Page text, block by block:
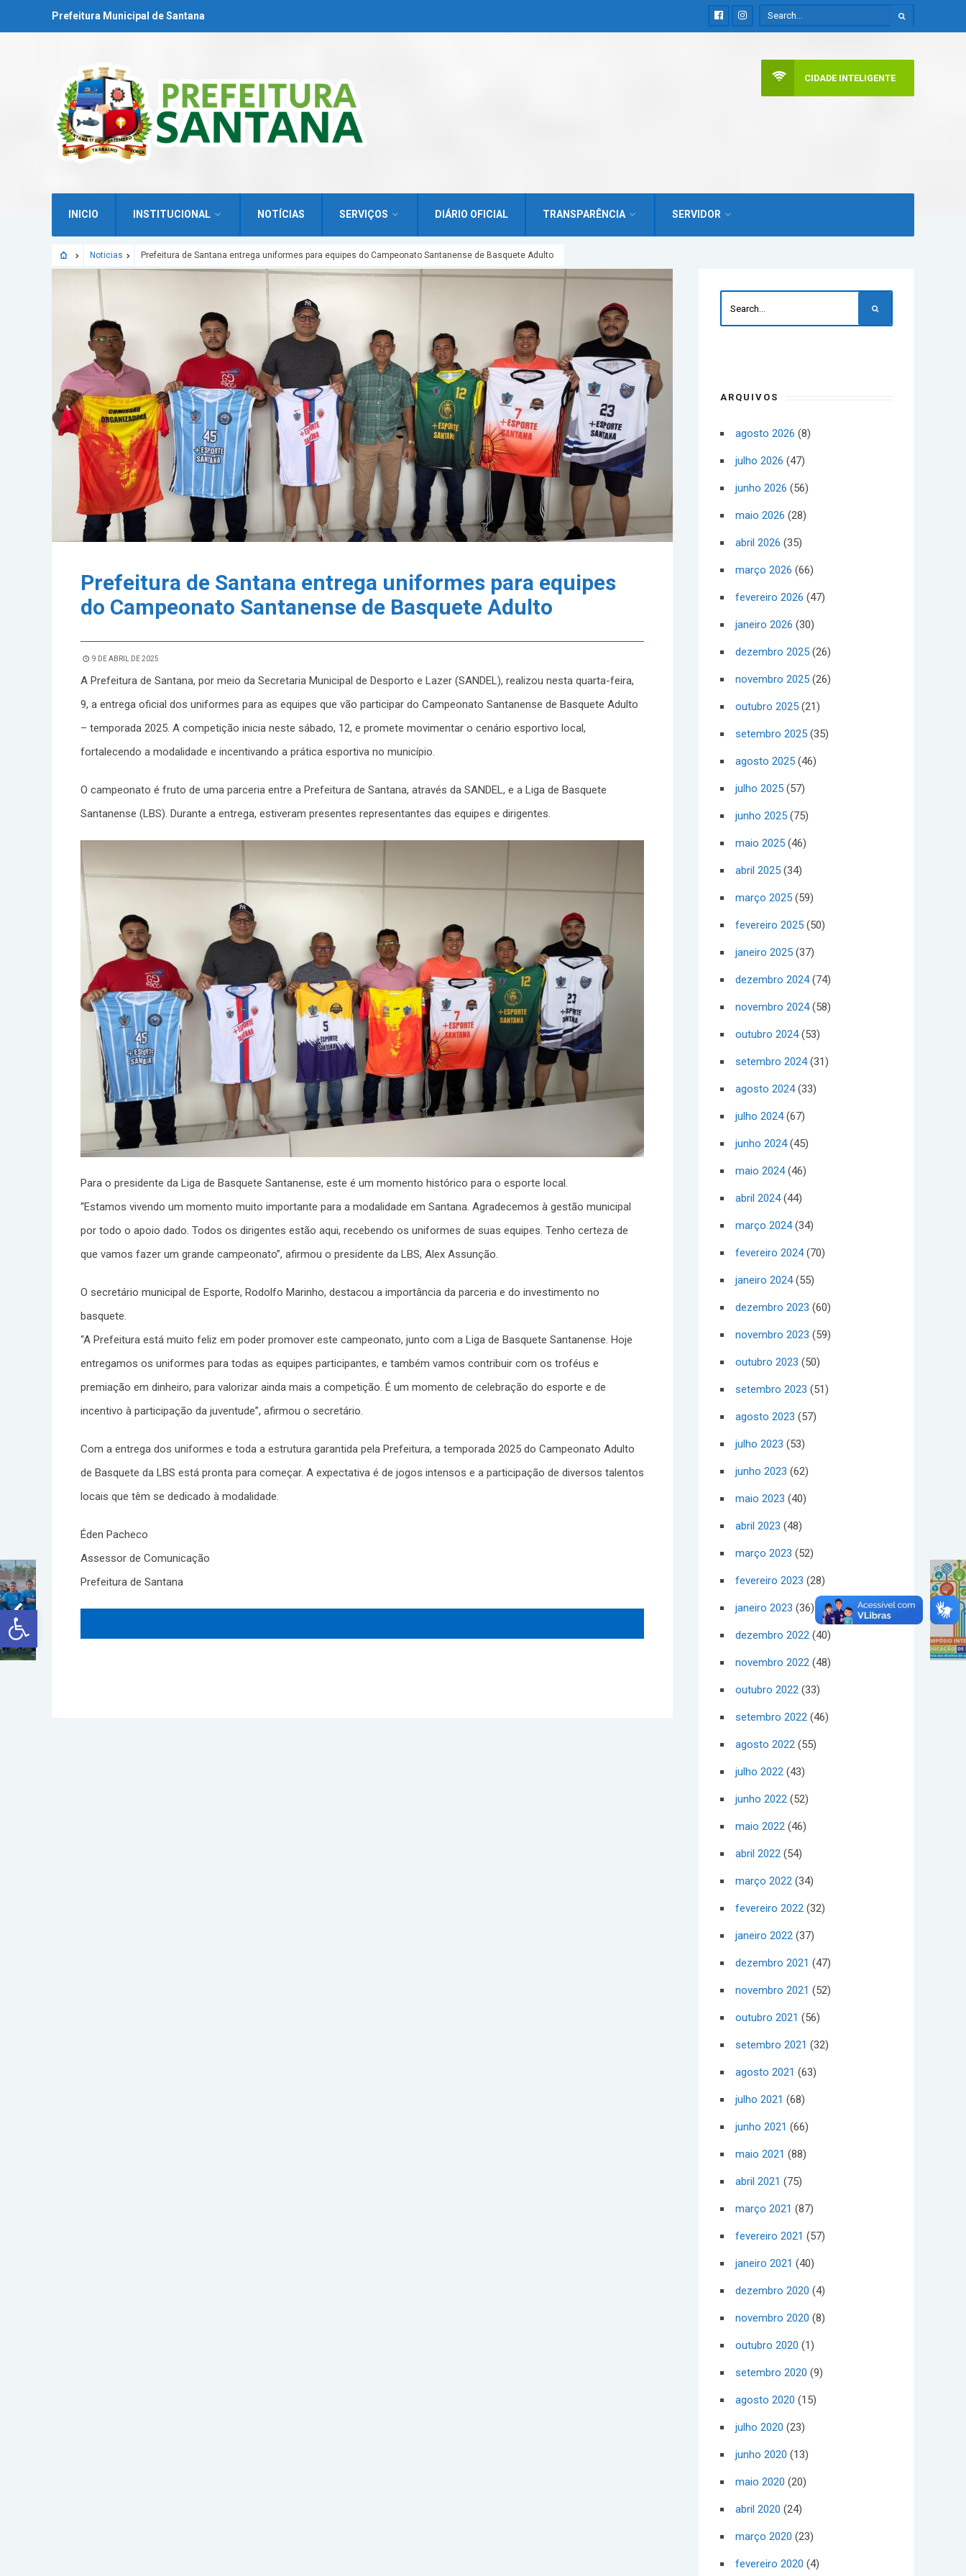
Abrir a barra de ferramentas
Prefeitura Municipal de Santana
INICIO INSTITUCIONAL NOTÍCIAS SERVIÇOS DIÁRIO OFICIAL TRANSPARÊNCIA SERVIDOR
CIDADE INTELIGENTE
Noticias Prefeitura de Santana entrega uniformes para equipes do Campeonato Santanense de Basquete Adulto
Prefeitura de Santana entrega uniformes para equipes
do Campeonato Santanense de Basquete Adulto
9 DE ABRIL DE 2025
A Prefeitura de Santana, por meio da Secretaria Municipal de Desporto e Lazer (SANDEL), realizou nesta quarta-feira,
9, a entrega oficial dos uniformes para as equipes que vão participar do Campeonato Santanense de Basquete Adulto
– temporada 2025. A competição inicia neste sábado, 12, e promete movimentar o cenário esportivo local,
fortalecendo a modalidade e incentivando a prática esportiva no município.
O campeonato é fruto de uma parceria entre a Prefeitura de Santana, através da SANDEL, e a Liga de Basquete
Santanense (LBS). Durante a entrega, estiveram presentes representantes das equipes e dirigentes.
Para o presidente da Liga de Basquete Santanense, este é um momento histórico para o esporte local.
“Estamos vivendo um momento muito importante para a modalidade em Santana. Agradecemos à gestão municipal
por todo o apoio dado. Todos os dirigentes estão aqui, recebendo os uniformes de suas equipes. Tenho certeza de
que vamos fazer um grande campeonato”, afirmou o presidente da LBS, Alex Assunção.
O secretário municipal de Esporte, Rodolfo Marinho, destacou a importância da parceria e do investimento no
basquete.
“A Prefeitura está muito feliz em poder promover este campeonato, junto com a Liga de Basquete Santanense. Hoje
entregamos os uniformes para todas as equipes participantes, e também vamos contribuir com os troféus e
premiação em dinheiro, para valorizar ainda mais a competição. É um momento de celebração do esporte e de
incentivo à participação da juventude”, afirmou o secretário.
Com a entrega dos uniformes e toda a estrutura garantida pela Prefeitura, a temporada 2025 do Campeonato Adulto
de Basquete da LBS está pronta para começar. A expectativa é de jogos intensos e a participação de diversos talentos
locais que têm se dedicado à modalidade.
Éden Pacheco
Assessor de Comunicação
Prefeitura de Santana
ARQUIVOS
agosto 2026 (8)
julho 2026 (47)
junho 2026 (56)
maio 2026 (28)
abril 2026 (35)
março 2026 (66)
fevereiro 2026 (47)
janeiro 2026 (30)
dezembro 2025 (26)
novembro 2025 (26)
outubro 2025 (21)
setembro 2025 (35)
agosto 2025 (46)
julho 2025 (57)
junho 2025 (75)
maio 2025 (46)
abril 2025 (34)
março 2025 (59)
fevereiro 2025 (50)
janeiro 2025 (37)
dezembro 2024(74)
novembro 2024(58)
outubro 2024(53)
setembro 2024(31)
agosto 2024(33)
julho 2024(67)
junho 2024(45)
maio 2024(46)
abril 2024(44)
março 2024(34)
fevereiro 2024(70)
janeiro 2024(55)
dezembro 2023 (60)
novembro 2023 (59)
outubro 2023 (50)
setembro 2023 (51)
agosto 2023 (57)
julho 2023 (53)
junho 2023 (62)
maio 2023 (40)
abril 2023 (48)
março 2023 (52)
fevereiro 2023 (28)
janeiro 2023 (36)
dezembro 2022 (40)
novembro 2022 (48)
outubro 2022 (33)
setembro 2022 (46)
agosto 2022 (55)
julho 2022 (43)
junho 2022 (52)
maio 2022 (46)
abril 2022 (54)
março 2022 (34)
fevereiro 2022 (32)
janeiro 2022 (37)
dezembro 2021 (47)
novembro 2021 (52)
outubro 2021 (56)
setembro 2021 (32)
agosto 2021 (63)
julho 2021 (68)
junho 2021 (66)
maio 2021 (88)
abril 2021 (75)
março 2021 (87)
fevereiro 2021 (57)
janeiro 2021 (40)
dezembro 2020 (4)
novembro 2020 (8)
outubro 2020 (1)
setembro 2020 (9)
agosto 2020 (15)
julho 2020 (23)
junho 2020 (13)
maio 2020 (20)
abril 2020 (24)
março 2020 (23)
fevereiro 2020 (4)